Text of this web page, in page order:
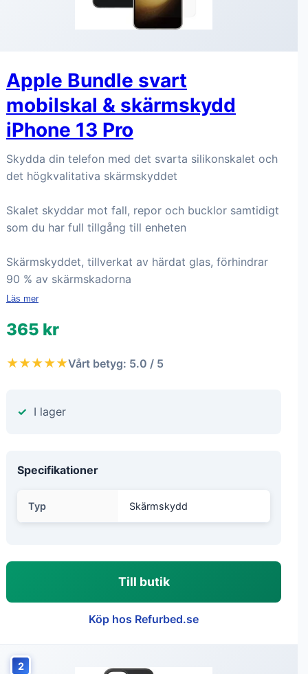
Apple Bundle svart
mobilskal & skärmskydd
iPhone 13 Pro
Skydda din telefon med det svarta silikonskalet och
det högkvalitativa skärmskyddet
Skalet skyddar mot fall, repor och bucklor samtidigt
som du har full tillgång till enheten
Skärmskyddet, tillverkat av härdat glas, förhindrar
90 % av skärmskadorna
Läs mer
365 kr
★★★★★Vårt betyg: 5.0 / 5
I lager
Specifikationer
Typ Skärmskydd
Till butik
Köp hos Refurbed.se
2